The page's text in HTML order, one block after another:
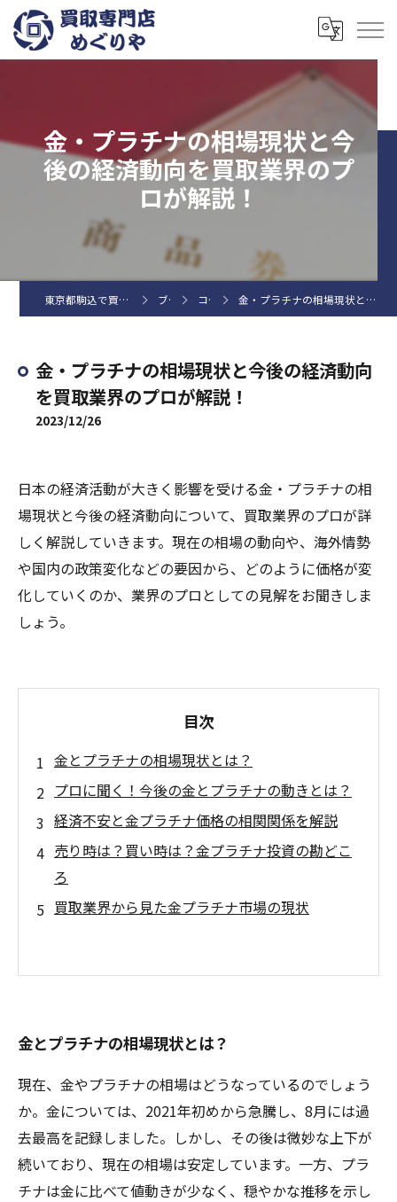
金・プラチナの相場現状と今
後の経済動向を買取業界のプ
ロが解説！
東京都駒込で買取なら買取専門店めぐりや ブログ コラム 金・プラチナの相場現状と今後の経済動向を買取業界のプロが解説！
金・プラチナの相場現状と今後の経済動向
を買取業界のプロが解説！
2023/12/26
日本の経済活動が大きく影響を受ける金・プラチナの相
場現状と今後の経済動向について、買取業界のプロが詳
しく解説していきます。現在の相場の動向や、海外情勢
や国内の政策変化などの要因から、どのように価格が変
化していくのか、業界のプロとしての見解をお聞きしま
しょう。
目次
金とプラチナの相場現状とは？
プロに聞く！今後の金とプラチナの動きとは？
経済不安と金プラチナ価格の相関関係を解説
売り時は？買い時は？金プラチナ投資の勘どこ
ろ
買取業界から見た金プラチナ市場の現状
金とプラチナの相場現状とは？
現在、金やプラチナの相場はどうなっているのでしょう
か。金については、2021年初めから急騰し、8月には過
去最高を記録しました。しかし、その後は微妙な上下が
続いており、現在の相場は安定しています。一方、プラ
チナは金に比べて値動きが少なく、穏やかな推移を示し